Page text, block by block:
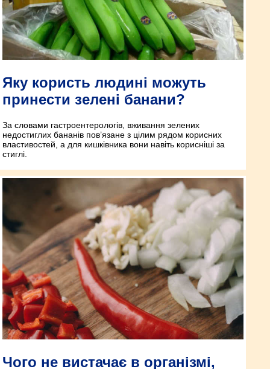
Яку користь людині можуть
принести зелені банани?
За словами гастроентерологів, вживання зелених
недостиглих бананів пов’язане з цілим рядом корисних
властивостей, а для кишківника вони навіть корисніші за
стиглі.
Чого не вистачає в організмі,